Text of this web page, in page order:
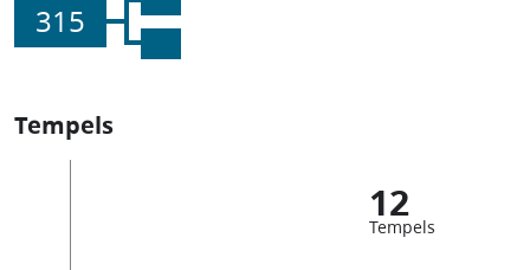
315
Tempels
12
Tempels